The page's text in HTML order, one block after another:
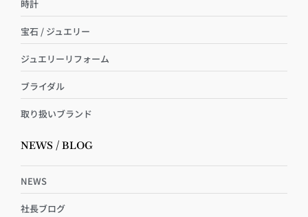
時計
宝石 / ジュエリー
ジュエリーリフォーム
ブライダル
取り扱いブランド
NEWS / BLOG
NEWS
社長ブログ